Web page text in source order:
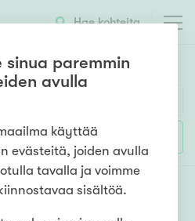
Hae kohteita
3h 4h 5h+
sinua paremmin
avulla
käyttää
evästeitä, joiden avulla
tavalla ja voimme
sisältöä.